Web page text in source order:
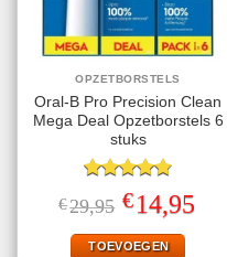
OPZETBORSTELS
Oral-B Pro Precision Clean
Mega Deal Opzetborstels 6
stuks
Gewaardeerd
4.80uit 5
€29,95 Oorspronkelijke
prijs
was:
€29,95.
€14,95prijs
TOEVOEGEN